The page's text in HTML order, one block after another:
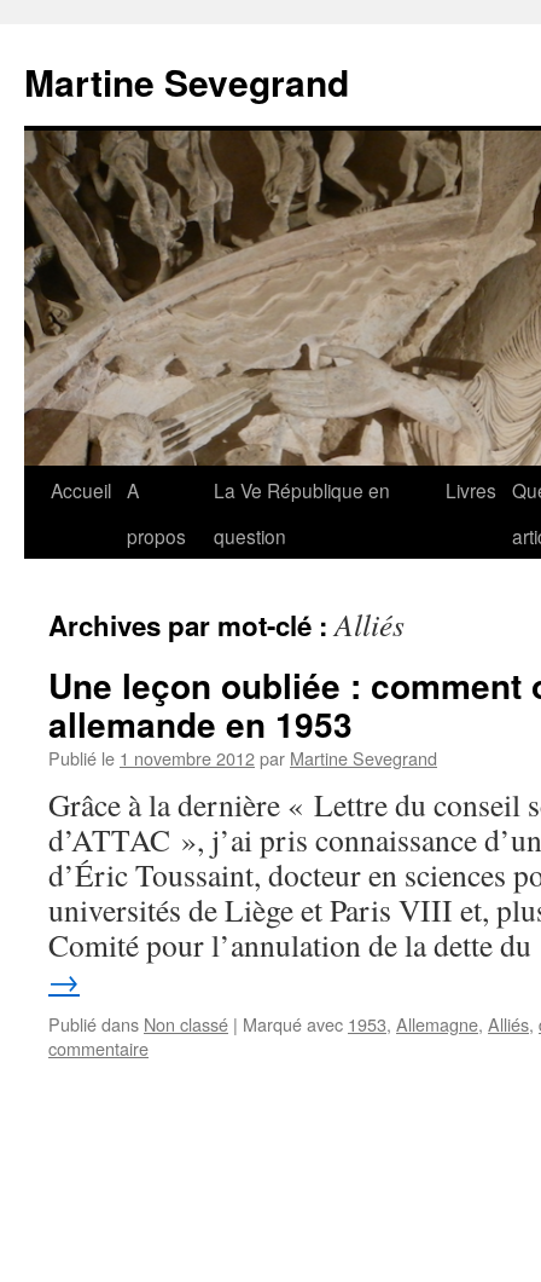
contenu
Martine Sevegrand
Accueil A
propos
La Ve République en
question
Livres
Archives par mot-clé :Alliés
Une leçon oubliée : comment
allemande en 1953
Publié le 1 novembre 2012par Martine Sevegrand
Grâce à la dernière « Lettre du conseil
d’ATTAC », j’ai pris connaissance
d’Éric Toussaint, docteur en sciences
universités de Liège et Paris VIII et,
Comité pour l’annulation de la dette
→
Publié dans Non classé | Marqué avec 1953, Allemagne, Alliés,
commentaire